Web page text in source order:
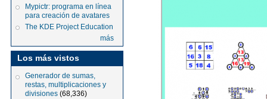
Mypictr: programa en línea
para creación de avatares
The KDE Project Education
más
Los más vistos
Generador de sumas,
restas, multiplicaciones y
divisiones (68,336)